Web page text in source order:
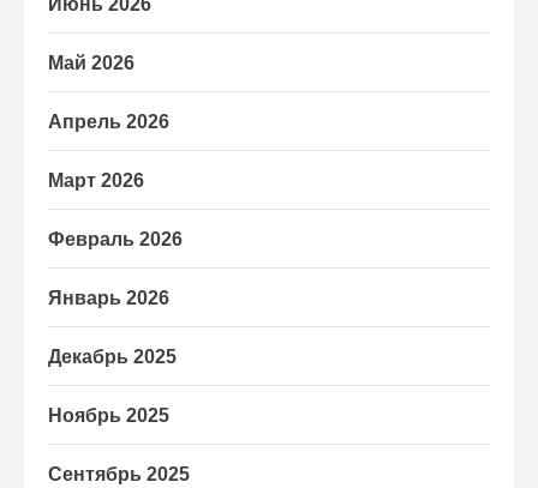
Июнь 2026
Май 2026
Апрель 2026
Март 2026
Февраль 2026
Январь 2026
Декабрь 2025
Ноябрь 2025
Сентябрь 2025